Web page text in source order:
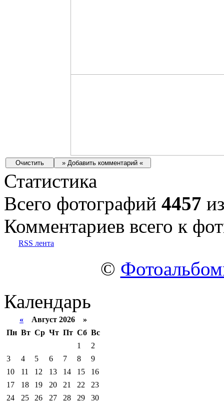
Статистика
Всего фотографий 4457
Комментариев всего к
RSS лента
©
Календарь
« Август 2026 »
Пн Вт Ср Чт Пт Сб Вс
1
2
3
4 5 6 7 8
9
10
11 12 13 14 15
16
17
18 19 20 21 22
23
24
25 26 27 28 29
30